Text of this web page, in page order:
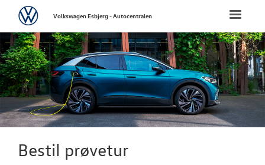
FORSIDE
NYE
Biler til
Toggle
VolkswagenVolkswagen Esbjerg - Autocentralen
Bestil prøvetur